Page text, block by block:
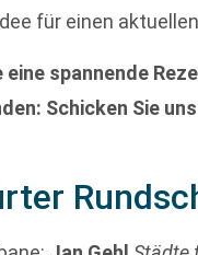
für einen
eine spannende
Schicken Sie